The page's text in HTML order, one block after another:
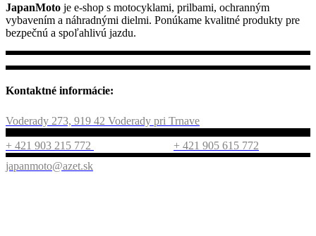
JapanMoto je e-shop s motocyklami, prilbami, ochranným
vybavením a náhradnými dielmi. Ponúkame kvalitné produkty pre
bezpečnú a spoľahlivú jazdu.
Kontaktné informácie:
Voderady 273, 919 42 Voderady pri Trnave
+ 421 903 215 772
+ 421 905 615 772
japanmoto@azet.sk